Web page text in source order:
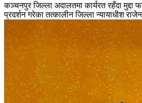
कञ्चनपुर जिल्ला अदालतमा कार्यरत रहँदा मुद्दा
प्रदर्शन गरेका तत्कालीन जिल्ला न्यायाधीश